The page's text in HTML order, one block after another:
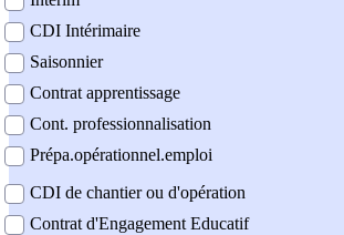
CDI Intérimaire
Saisonnier
Contrat apprentissage
Cont. professionnalisation
Prépa.opérationnel.emploi
CDI de chantier ou d'opération
Contrat d'Engagement Educatif